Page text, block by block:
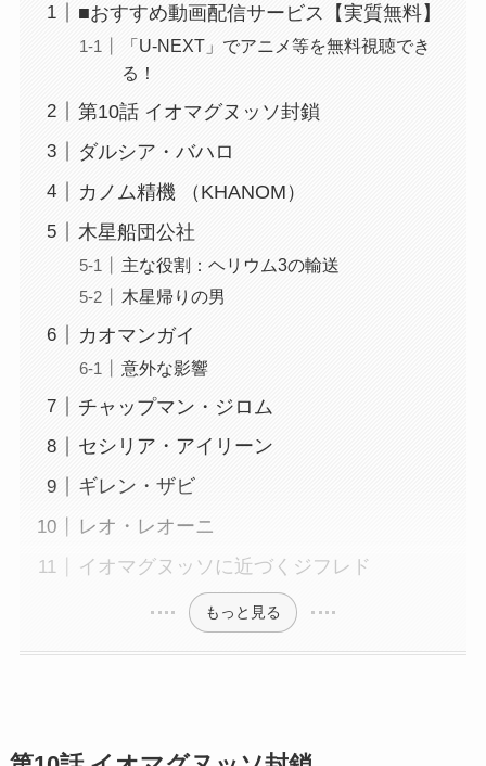
■おすすめ動画配信サービス【実質無料】
「U-NEXT」でアニメ等を無料視聴でき
る！
第10話 イオマグヌッソ封鎖
ダルシア・バハロ
カノム精機 （KHANOM）
木星船団公社
主な役割：ヘリウム3の輸送
木星帰りの男
カオマンガイ
意外な影響
チャップマン・ジロム
セシリア・アイリーン
ギレン・ザビ
レオ・レオーニ
イオマグヌッソに近づくジフレド
もっと見る